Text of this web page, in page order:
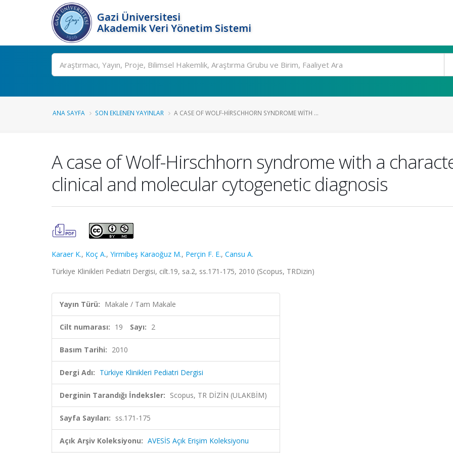
Gazi Üniversitesi
Akademik Veri Yönetim Sistemi
Ara
ANA SAYFA SON EKLENEN YAYINLAR A CASE OF WOLF-HIRSCHHORN SYNDROME WITH ...
A case of Wolf-Hirschhorn syndrome with a
clinical and molecular cytogenetic diagnosis
Karaer K., Koç A., Yirmibeş Karaoğuz M., Perçin F. E., Cansu A.
Türkiye Klinikleri Pediatri Dergisi, cilt.19, sa.2, ss.171-175, 2010 (Scopus, TRDizin)
Yayın Türü: Makale / Tam Makale
Cilt numarası: 19 Sayı: 2
Basım Tarihi: 2010
Dergi Adı: Türkiye Klinikleri Pediatri Dergisi
Derginin Tarandığı İndeksler: Scopus, TR DİZİN (ULAKBİM)
Sayfa Sayıları: ss.171-175
Açık Arşiv Koleksiyonu: AVESİS Açık Erişim Koleksiyonu